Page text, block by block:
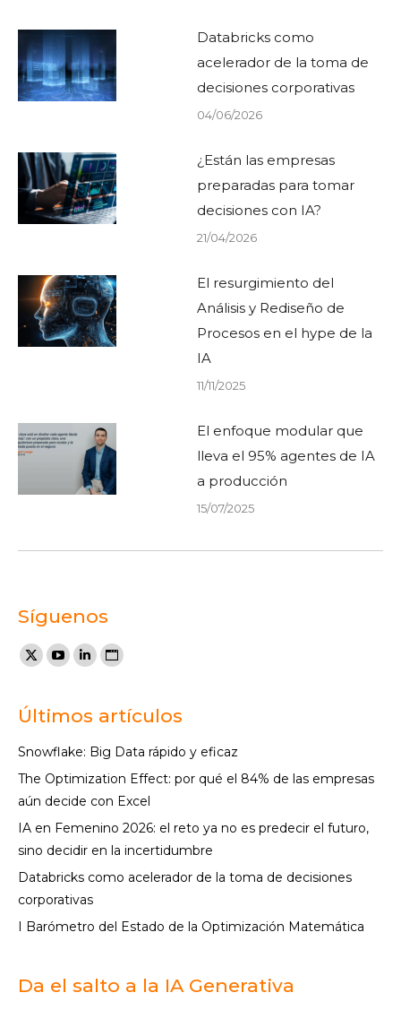
Databricks como
acelerador de la toma de
decisiones corporativas
04/06/2026
¿Están las empresas
preparadas para tomar
decisiones con IA?
21/04/2026
El resurgimiento del
Análisis y Rediseño de
Procesos en el hype de la
IA
11/11/2025
El enfoque modular que
lleva el 95% agentes de IA
a producción
15/07/2025
Síguenos
Encuéntranos en:
X
opens
new
window
YouTube
opens
new
window
Linkedin
opens
new
window
Sitio
page
in
new
window
Últimos artículos
Snowflake: Big Data rápido y eficaz
The Optimization Effect: por qué el 84% de las empresas
aún decide con Excel
IA en Femenino 2026: el reto ya no es predecir el futuro,
sino decidir en la incertidumbre
Databricks como acelerador de la toma de decisiones
corporativas
I Barómetro del Estado de la Optimización Matemática
Da el salto a la IA Generativa